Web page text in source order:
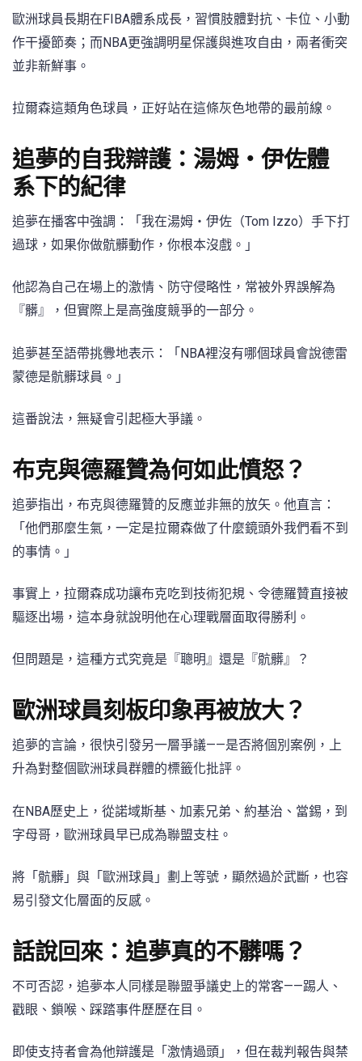
歐洲球員長期在FIBA體系成長，習慣肢體對抗、卡位、小動
作干擾節奏；而NBA更強調明星保護與進攻自由，兩者衝突
並非新鮮事。
拉爾森這類角色球員，正好站在這條灰色地帶的最前線。
追夢的自我辯護：湯姆・伊佐體
系下的紀律
追夢在播客中強調：「我在湯姆・伊佐（Tom Izzo）手下打
過球，如果你做骯髒動作，你根本沒戲。」
他認為自己在場上的激情、防守侵略性，常被外界誤解為
『髒』，但實際上是高強度競爭的一部分。
追夢甚至語帶挑釁地表示：「NBA裡沒有哪個球員會說德雷
蒙德是骯髒球員。」
這番說法，無疑會引起極大爭議。
布克與德羅贊為何如此憤怒？
追夢指出，布克與德羅贊的反應並非無的放矢。他直言：
「他們那麼生氣，一定是拉爾森做了什麼鏡頭外我們看不到
的事情。」
事實上，拉爾森成功讓布克吃到技術犯規、令德羅贊直接被
驅逐出場，這本身就說明他在心理戰層面取得勝利。
但問題是，這種方式究竟是『聰明』還是『骯髒』？
歐洲球員刻板印象再被放大？
追夢的言論，很快引發另一層爭議——是否將個別案例，上
升為對整個歐洲球員群體的標籤化批評。
在NBA歷史上，從諾域斯基、加素兄弟、約基治、當錫，到
字母哥，歐洲球員早已成為聯盟支柱。
將「骯髒」與「歐洲球員」劃上等號，顯然過於武斷，也容
易引發文化層面的反感。
話說回來：追夢真的不髒嗎？
不可否認，追夢本人同樣是聯盟爭議史上的常客——踢人、
戳眼、鎖喉、踩踏事件歷歷在目。
即使支持者會為他辯護是「激情過頭」，但在裁判報告與禁